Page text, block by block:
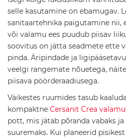
m
i
l
i
s
e
d
v
a
a
m
d
selle kasutamine on ebamugav.
sanitaartehnika paigutamine nii,
või valamu ees puudub piisav
soovitus on jätta seadmete ette
pinda. Äripindade ja
veelgi rangemate nõuetega,
piisava pöörderaadiusega.
Väikestes ruumides tasub
kompaktne Cersanit Crea
pott, mis jätab põranda vabaks
suuremaks. Kui planeerid